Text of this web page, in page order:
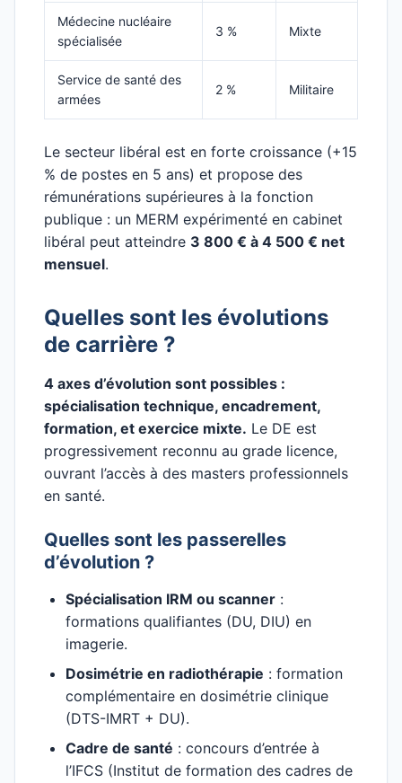
Médecine nucléaire
spécialisée
3 % Mixte
Service de santé des
armées
2 % Militaire
Le secteur libéral est en forte croissance (+15
% de postes en 5 ans) et propose des
rémunérations supérieures à la fonction
publique : un MERM expérimenté en cabinet
libéral peut atteindre 3 800 € à 4 500 € net
mensuel.
Quelles sont les évolutions
de carrière ?
4 axes d’évolution sont possibles :
spécialisation technique, encadrement,
formation, et exercice mixte. Le DE est
progressivement reconnu au grade licence,
ouvrant l’accès à des masters professionnels
en santé.
Quelles sont les passerelles
d’évolution ?
Spécialisation IRM ou scanner :
formations qualifiantes (DU, DIU) en
imagerie.
Dosimétrie en radiothérapie : formation
complémentaire en dosimétrie clinique
(DTS-IMRT + DU).
Cadre de santé : concours d’entrée à
l’IFCS (Institut de formation des cadres de